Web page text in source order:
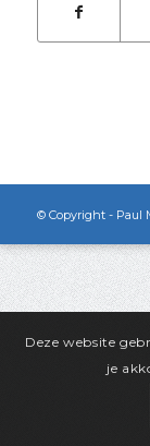
© Copyright - Paul
Deze website
je